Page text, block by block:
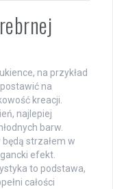
na przykład
na
kreacji.
najlepiej
barw.
strzałem w
efekt.
to podstawa,
całości